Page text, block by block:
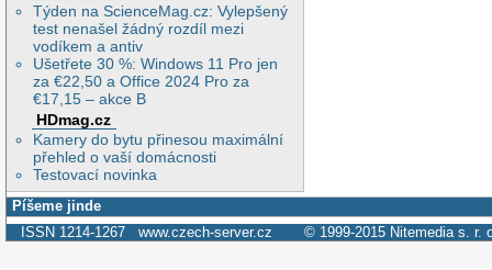
Týden na ScienceMag.cz: Vylepšený
test nenašel žádný rozdíl mezi
vodíkem a antiv
Ušetřete 30 %: Windows 11 Pro jen
za €22,50 a Office 2024 Pro za
€17,15 – akce B
HDmag.cz
Kamery do bytu přinesou maximální
přehled o vaší domácnosti
Testovací novinka
Píšeme jinde
ISSN 1214-1267 www.czech-server.cz © 1999-2015 Nitemedia s. r.